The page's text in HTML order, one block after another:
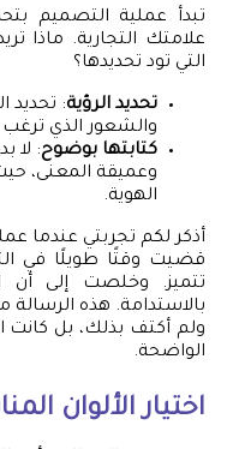
تبدأ عملية التصميم
علامتك التجارية. ماذا
التي تود تحديدها؟
تحديد الرؤية: تحديد
والشعور الذي
كتابتها بوضوح: لا
وعميقة المعنى،
الهوية.
أذكر لكم تجربتي عندما
قضيت وقتًا طويلًا في
تتميز. وخلصت إلى أن
بالاستدامة. هذه الرسالة
ولم أكتف بذلك، بل كانت
الواضحة.
اختيار الألوان